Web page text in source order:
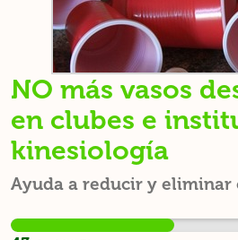
NO más vasos
en clubes e
kinesiología
Ayuda a reducir y eliminar